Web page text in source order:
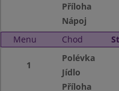
Příloha
Nápoj
Menu
Chod
1
Polévka
Jídlo
Příloha